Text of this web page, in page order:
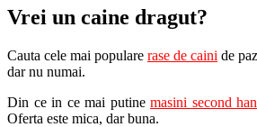
Vrei un caine dragut?
Cauta cele mai populare rase de caini de
dar nu numai.
Din ce in ce mai putine masini second
Oferta este mica, dar buna.